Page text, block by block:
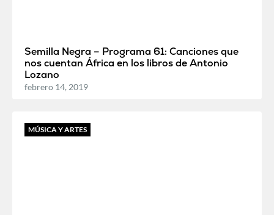
Semilla Negra – Programa 61: Canciones que
nos cuentan África en los libros de Antonio
Lozano
febrero 14, 2019
MÚSICA Y ARTES